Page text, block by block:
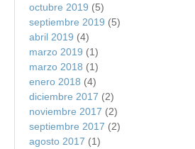
octubre 2019 (5)
septiembre 2019 (5)
abril 2019 (4)
marzo 2019 (1)
marzo 2018 (1)
enero 2018 (4)
diciembre 2017 (2)
noviembre 2017 (2)
septiembre 2017 (2)
agosto 2017 (1)